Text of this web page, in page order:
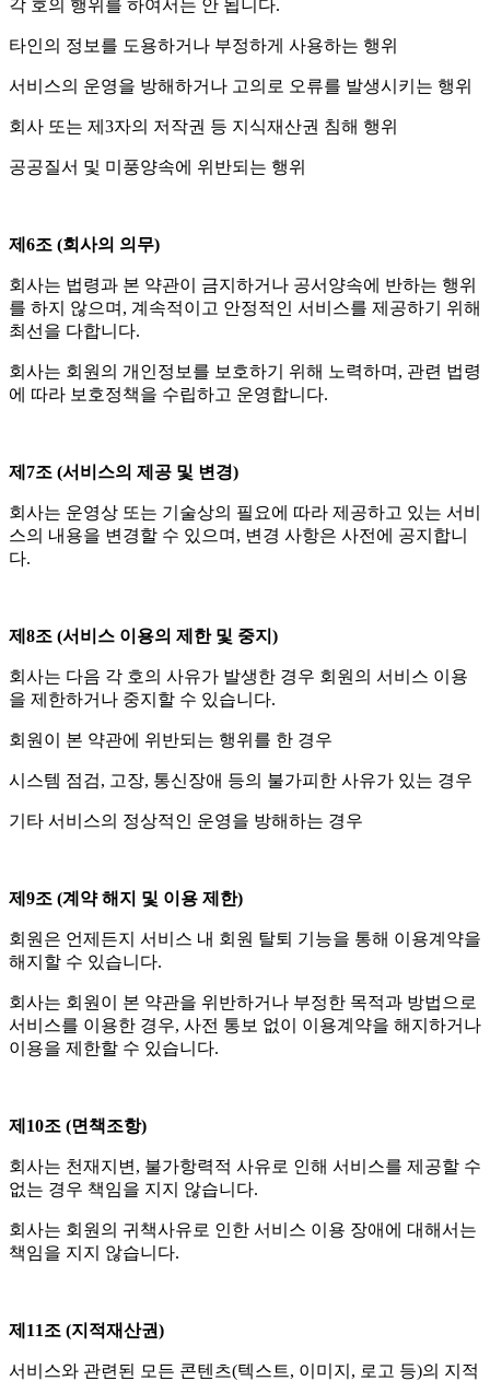
각 호의 행위를 하여서는 안 됩니다.
타인의 정보를 도용하거나 부정하게 사용하는 행위
서비스의 운영을 방해하거나 고의로 오류를 발생시키는 행위
회사 또는 제3자의 저작권 등 지식재산권 침해 행위
공공질서 및 미풍양속에 위반되는 행위
제6조 (회사의 의무)
회사는 법령과 본 약관이 금지하거나 공서양속에 반하는 행위
를 하지 않으며, 계속적이고 안정적인 서비스를 제공하기 위해
최선을 다합니다.
회사는 회원의 개인정보를 보호하기 위해 노력하며, 관련 법령
에 따라 보호정책을 수립하고 운영합니다.
제7조 (서비스의 제공 및 변경)
회사는 운영상 또는 기술상의 필요에 따라 제공하고 있는 서비
스의 내용을 변경할 수 있으며, 변경 사항은 사전에 공지합니
다.
제8조 (서비스 이용의 제한 및 중지)
회사는 다음 각 호의 사유가 발생한 경우 회원의 서비스 이용
을 제한하거나 중지할 수 있습니다.
회원이 본 약관에 위반되는 행위를 한 경우
시스템 점검, 고장, 통신장애 등의 불가피한 사유가 있는 경우
기타 서비스의 정상적인 운영을 방해하는 경우
제9조 (계약 해지 및 이용 제한)
회원은 언제든지 서비스 내 회원 탈퇴 기능을 통해 이용계약을
해지할 수 있습니다.
회사는 회원이 본 약관을 위반하거나 부정한 목적과 방법으로
서비스를 이용한 경우, 사전 통보 없이 이용계약을 해지하거나
이용을 제한할 수 있습니다.
제10조 (면책조항)
회사는 천재지변, 불가항력적 사유로 인해 서비스를 제공할 수
없는 경우 책임을 지지 않습니다.
회사는 회원의 귀책사유로 인한 서비스 이용 장애에 대해서는
책임을 지지 않습니다.
제11조 (지적재산권)
서비스와 관련된 모든 콘텐츠(텍스트, 이미지, 로고 등)의 지적